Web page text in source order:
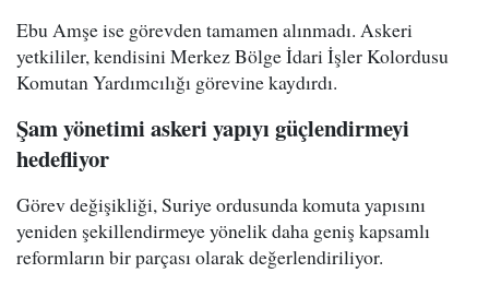
Ebu Amşe ise görevden tamamen alınmadı. Askeri
yetkililer, kendisini Merkez Bölge İdari İşler Kolordusu
Komutan Yardımcılığı görevine kaydırdı.
Şam yönetimi askeri yapıyı güçlendirmeyi
hedefliyor
Görev değişikliği, Suriye ordusunda komuta yapısını
yeniden şekillendirmeye yönelik daha geniş kapsamlı
reformların bir parçası olarak değerlendiriliyor.